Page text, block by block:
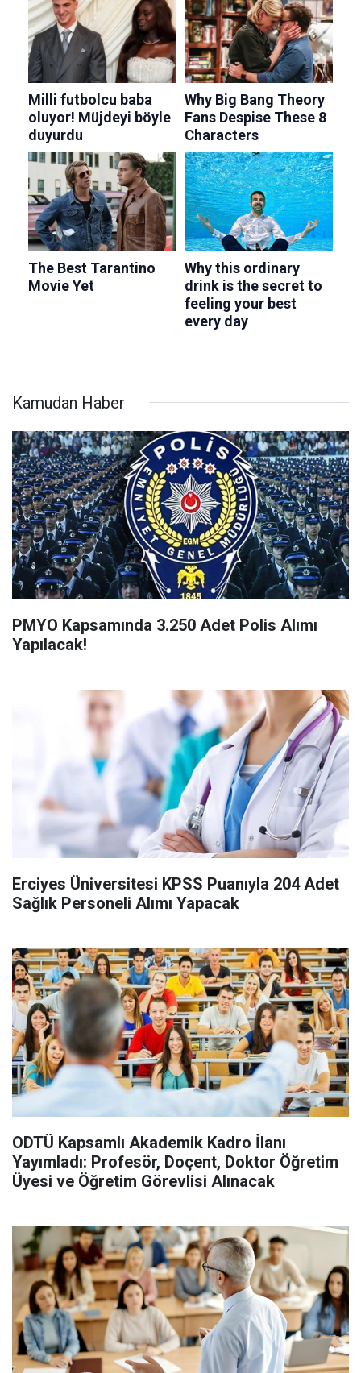
Kamudan Haber
PMYO Kapsamında 3.250 Adet Polis Alımı
Yapılacak!
Erciyes Üniversitesi KPSS Puanıyla 204 Adet
Sağlık Personeli Alımı Yapacak
ODTÜ Kapsamlı Akademik Kadro İlanı
Yayımladı: Profesör, Doçent, Doktor Öğretim
Üyesi ve Öğretim Görevlisi Alınacak